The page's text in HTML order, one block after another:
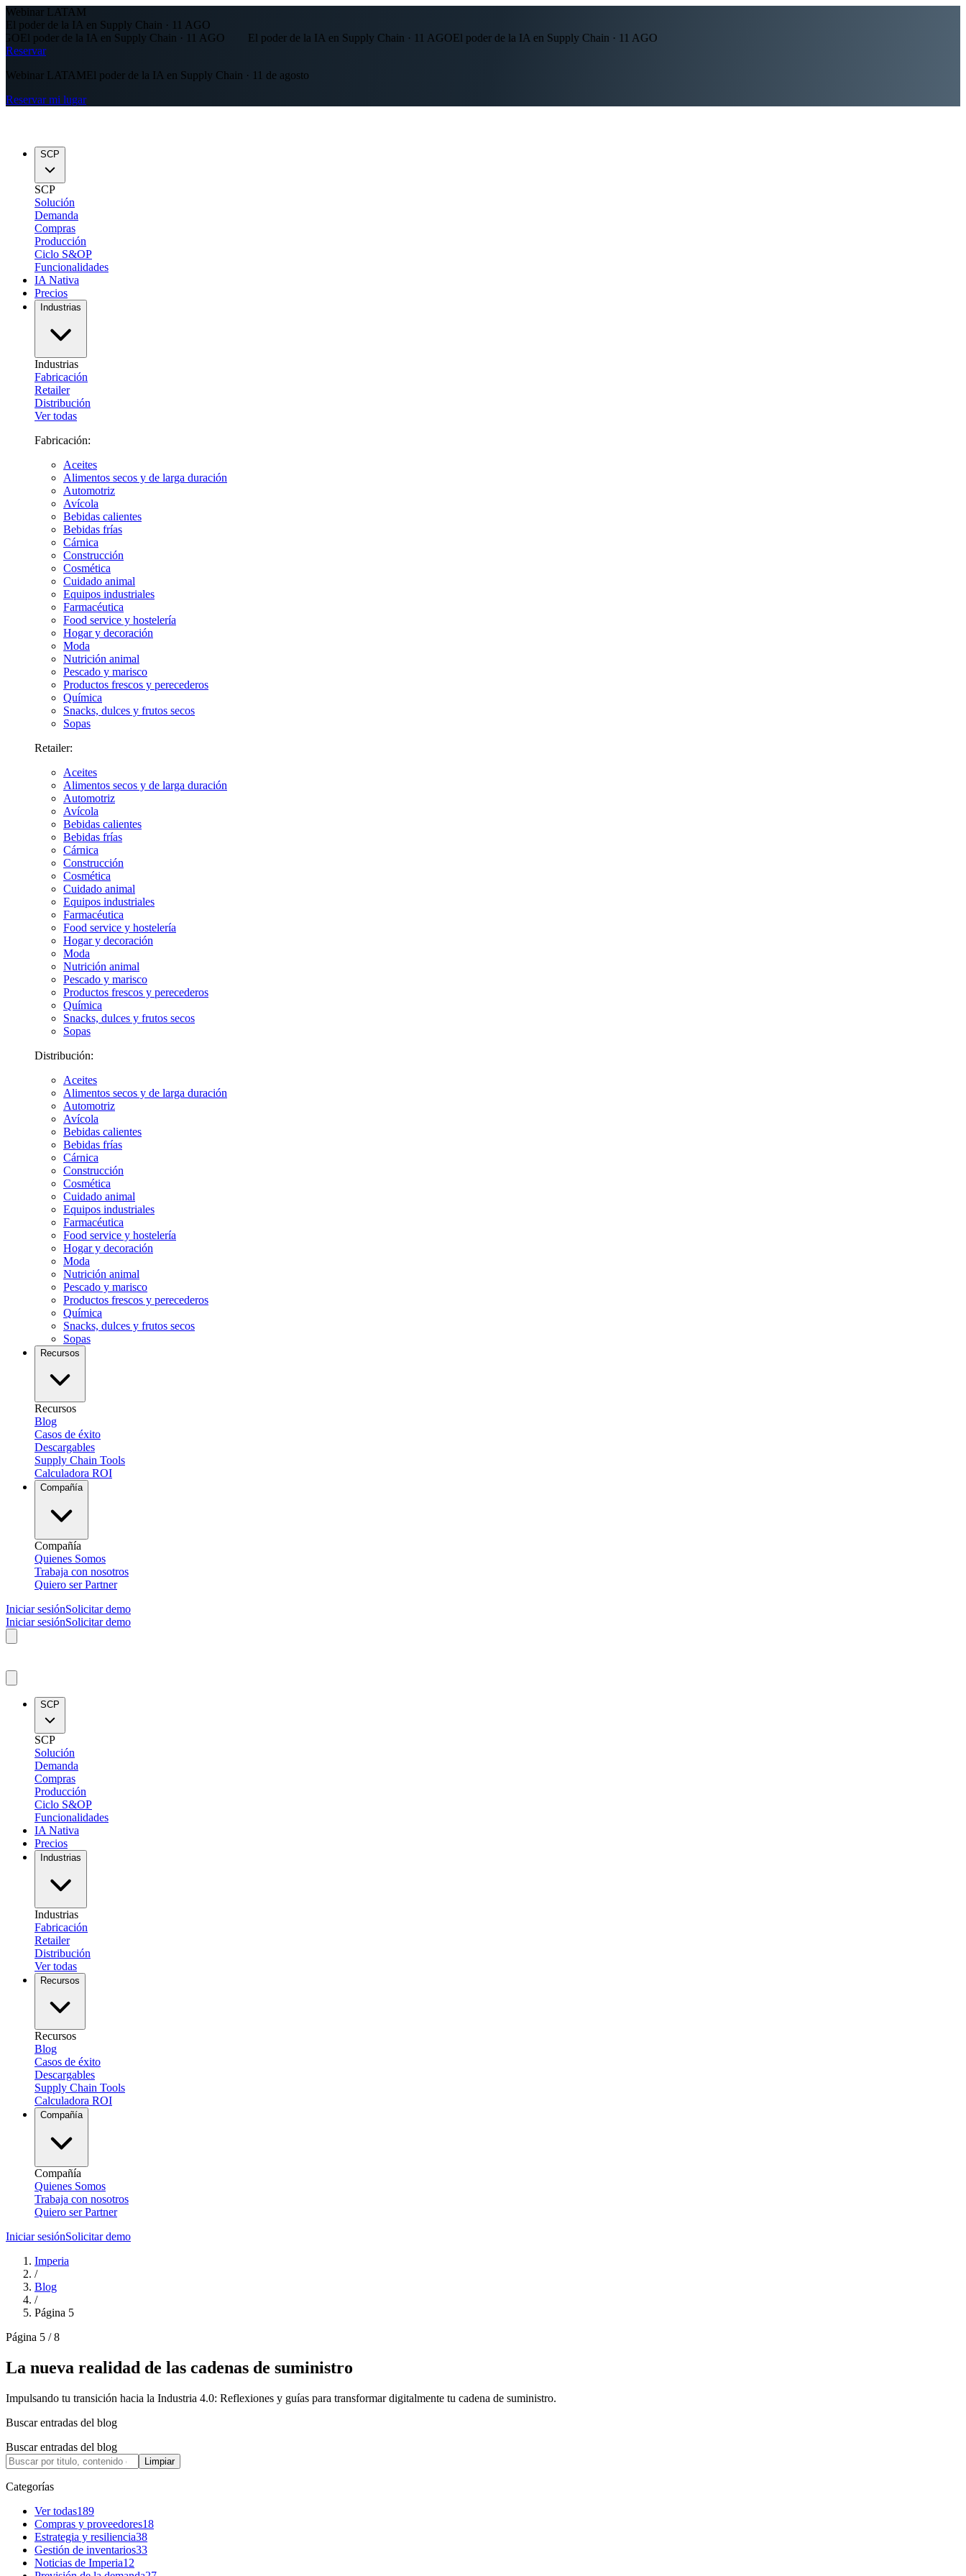
Webinar LATAM
El poder de la IA en Supply Chain · 11 AGO
de la IA en Supply Chain · 11 AGO
El poder de la IA en Supply Chain · 11 AGOEl poder de la IA en Supply Chain · 11 AGO
Reservar
Webinar LATAMEl poder de la IA en Supply Chain · 11 de agosto
Reservar mi lugar
SCP
SCP
Solución
Demanda
Compras
Producción
Ciclo S&OP
Funcionalidades
IA Nativa
Precios
Industrias
Industrias
Fabricación
Retailer
Distribución
Ver todas
Fabricación:
Aceites
Alimentos secos y de larga duración
Automotriz
Avícola
Bebidas calientes
Bebidas frías
Cárnica
Construcción
Cosmética
Cuidado animal
Equipos industriales
Farmacéutica
Food service y hostelería
Hogar y decoración
Moda
Nutrición animal
Pescado y marisco
Productos frescos y perecederos
Química
Snacks, dulces y frutos secos
Sopas
Retailer:
Aceites
Alimentos secos y de larga duración
Automotriz
Avícola
Bebidas calientes
Bebidas frías
Cárnica
Construcción
Cosmética
Cuidado animal
Equipos industriales
Farmacéutica
Food service y hostelería
Hogar y decoración
Moda
Nutrición animal
Pescado y marisco
Productos frescos y perecederos
Química
Snacks, dulces y frutos secos
Sopas
Distribución:
Aceites
Alimentos secos y de larga duración
Automotriz
Avícola
Bebidas calientes
Bebidas frías
Cárnica
Construcción
Cosmética
Cuidado animal
Equipos industriales
Farmacéutica
Food service y hostelería
Hogar y decoración
Moda
Nutrición animal
Pescado y marisco
Productos frescos y perecederos
Química
Snacks, dulces y frutos secos
Sopas
Recursos
Recursos
Blog
Casos de éxito
Descargables
Supply Chain Tools
Calculadora ROI
Compañía
Compañía
Quienes Somos
Trabaja con nosotros
Quiero ser Partner
Iniciar sesiónSolicitar demo
Iniciar sesiónSolicitar demo
SCP
SCP
Solución
Demanda
Compras
Producción
Ciclo S&OP
Funcionalidades
IA Nativa
Precios
Industrias
Industrias
Fabricación
Retailer
Distribución
Ver todas
Recursos
Recursos
Blog
Casos de éxito
Descargables
Supply Chain Tools
Calculadora ROI
Compañía
Compañía
Quienes Somos
Trabaja con nosotros
Quiero ser Partner
Iniciar sesiónSolicitar demo
Imperia
/
Blog
/
Página 5
Página 5 / 8
La nueva realidad de las cadenas de suministro
Impulsando tu transición hacia la Industria 4.0: Reflexiones y guías para transformar digitalmente tu cadena de suministro.
Buscar entradas del blog
Buscar entradas del blog
Limpiar
Categorías
Ver todas189
Compras y proveedores18
Estrategia y resiliencia38
Gestión de inventarios33
Noticias de Imperia12